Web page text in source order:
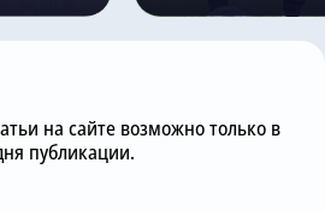
на сайте возможно только в
публикации.